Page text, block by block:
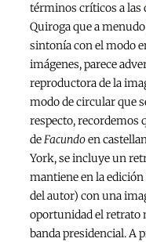
términos críticos a las
Quiroga que a
sintonía con el modo
imágenes, parece
reproductora de la
modo de circular que
respecto, recordemos
deFacundoen
York, se incluye un
mantiene en la
del autor) con una
oportunidad el retrato
banda presidencial. A